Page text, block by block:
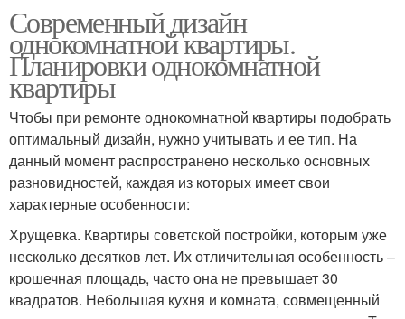
Современный дизайн
однокомнатной квартиры.
Планировки однокомнатной
квартиры
Чтобы при ремонте однокомнатной квартиры подобрать
оптимальный дизайн, нужно учитывать и ее тип. На
данный момент распространено несколько основных
разновидностей, каждая из которых имеет свои
характерные особенности:
Хрущевка. Квартиры советской постройки, которым уже
несколько десятков лет. Их отличительная особенность –
крошечная площадь, часто она не превышает 30
квадратов. Небольшая кухня и комната, совмещенный